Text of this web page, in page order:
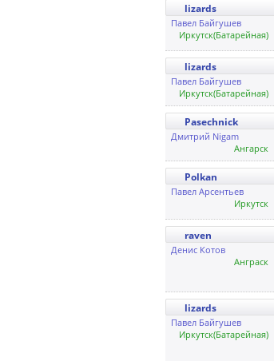
lizards
Павел Байгушев
Иркутск(Батарейная)
lizards
Павел Байгушев
Иркутск(Батарейная)
Pasechnick
Дмитрий Nigam
Ангарск
Polkan
Павел Арсентьев
Иркутск
raven
Денис Котов
Анграск
lizards
Павел Байгушев
Иркутск(Батарейная)